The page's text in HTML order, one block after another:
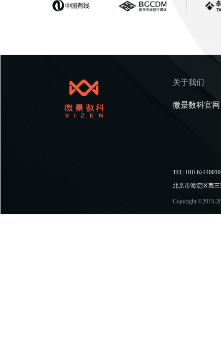
关于我们
微景数科官网
TEL: 010-62440010
北京市海淀区西
Copyright ©2015-